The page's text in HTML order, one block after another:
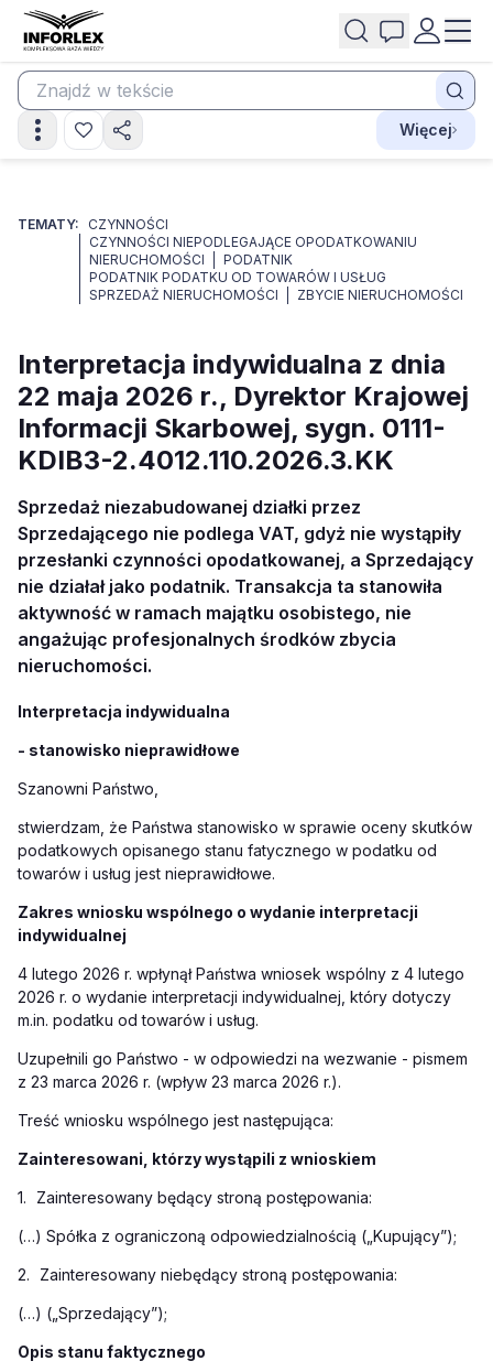
Więcej
TEMATY:
CZYNNOŚCI
CZYNNOŚCI NIEPODLEGAJĄCE OPODATKOWANIU
NIERUCHOMOŚCI
PODATNIK
PODATNIK PODATKU OD TOWARÓW I USŁUG
SPRZEDAŻ NIERUCHOMOŚCI
ZBYCIE NIERUCHOMOŚCI
Interpretacja indywidualna z dnia
22 maja 2026 r., Dyrektor Krajowej
Informacji Skarbowej, sygn. 0111-
KDIB3-2.4012.110.2026.3.KK
Sprzedaż niezabudowanej działki przez
Sprzedającego nie podlega VAT, gdyż nie wystąpiły
przesłanki czynności opodatkowanej, a Sprzedający
nie działał jako podatnik. Transakcja ta stanowiła
aktywność w ramach majątku osobistego, nie
angażując profesjonalnych środków zbycia
nieruchomości.
Interpretacja indywidualna
- stanowisko nieprawidłowe
Szanowni Państwo,
stwierdzam, że Państwa stanowisko w sprawie oceny skutków
podatkowych opisanego stanu fatycznego w podatku od
towarów i usług jest nieprawidłowe.
Zakres wniosku wspólnego o wydanie interpretacji
indywidualnej
4 lutego 2026 r. wpłynął Państwa wniosek wspólny z 4 lutego
2026 r. o wydanie interpretacji indywidualnej, który dotyczy
m.in. podatku od towarów i usług.
Uzupełnili go Państwo - w odpowiedzi na wezwanie - pismem
z 23 marca 2026 r. (wpływ 23 marca 2026 r.).
Treść wniosku wspólnego jest następująca:
Zainteresowani, którzy wystąpili z wnioskiem
1. Zainteresowany będący stroną postępowania:
(…) Spółka z ograniczoną odpowiedzialnością („Kupujący”);
2. Zainteresowany niebędący stroną postępowania:
(…) („Sprzedający”);
Opis stanu faktycznego